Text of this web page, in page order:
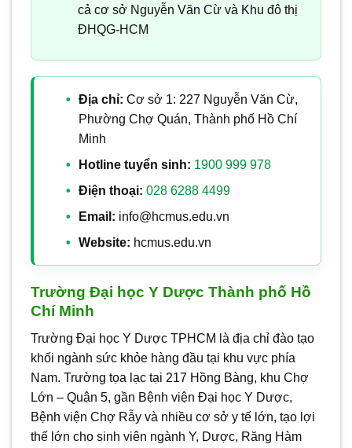
cả cơ sở Nguyễn Văn Cừ và Khu đô thị
ĐHQG-HCM
Địa chỉ: Cơ sở 1: 227 Nguyễn Văn Cừ,
Phường Chợ Quán, Thành phố Hồ Chí
Minh
Hotline tuyển sinh: 1900 999 978
Điện thoại: 028 6288 4499
Email: info@hcmus.edu.vn
Website: hcmus.edu.vn
Trường Đại học Y Dược Thành phố Hồ
Chí Minh
Trường Đại học Y Dược TPHCM là địa chỉ đào tạo
khối ngành sức khỏe hàng đầu tại khu vực phía
Nam. Trường tọa lạc tại 217 Hồng Bàng, khu Chợ
Lớn – Quận 5, gần Bệnh viện Đại học Y Dược,
Bệnh viện Chợ Rẫy và nhiều cơ sở y tế lớn, tạo lợi
thế lớn cho sinh viên ngành Y, Dược, Răng Hàm